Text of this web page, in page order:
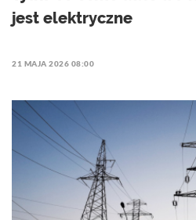
jest elektryczne
21 MAJA 2026 08:00